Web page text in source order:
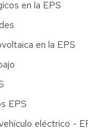
en la EPS
en la EPS
EPS
eléctrico -